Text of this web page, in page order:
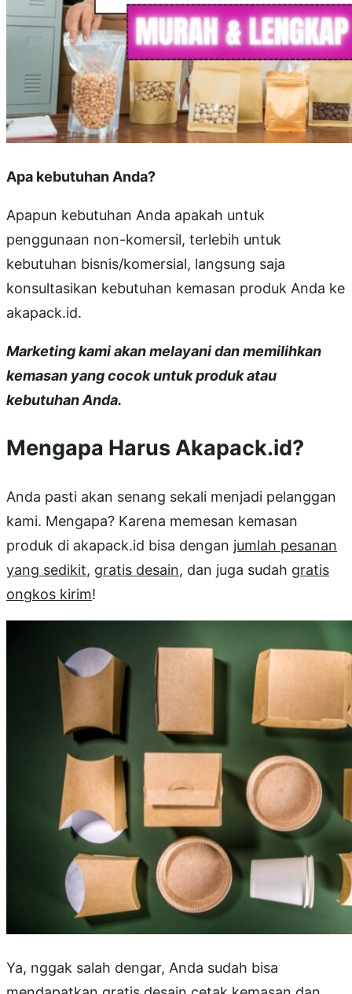
Apa kebutuhan Anda?
Apapun kebutuhan Anda apakah untuk
penggunaan non-komersil, terlebih untuk
kebutuhan bisnis/komersial, langsung saja
konsultasikan kebutuhan kemasan produk Anda ke
akapack.id.
Marketing kami akan melayani dan memilihkan
kemasan yang cocok untuk produk atau
kebutuhan Anda.
Mengapa Harus Akapack.id?
Anda pasti akan senang sekali menjadi pelanggan
kami. Mengapa? Karena memesan kemasan
produk di akapack.id bisa dengan jumlah pesanan
yang sedikit, gratis desain, dan juga sudah gratis
ongkos kirim!
Ya, nggak salah dengar, Anda sudah bisa